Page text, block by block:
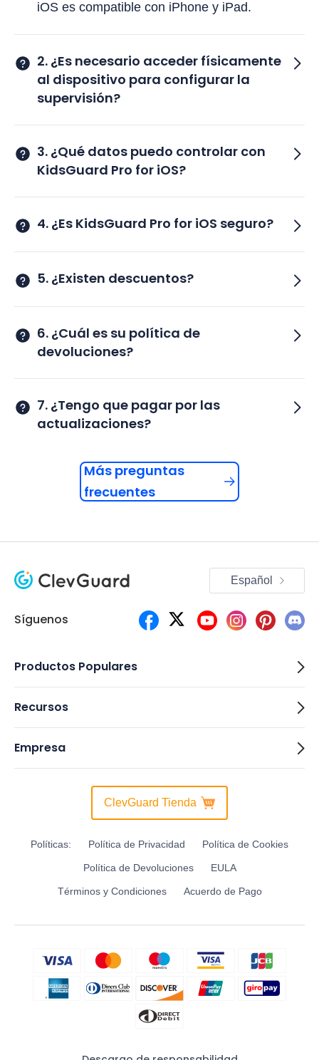
iOS es compatible con iPhone y iPad.
2. ¿Es necesario acceder físicamente
al dispositivo para configurar la
supervisión?
3. ¿Qué datos puedo controlar con
KidsGuard Pro for iOS?
4. ¿Es KidsGuard Pro for iOS seguro?
5. ¿Existen descuentos?
6. ¿Cuál es su política de
devoluciones?
7. ¿Tengo que pagar por las
actualizaciones?
Más preguntas
frecuentes
Síguenos
Español
Productos Populares
Recursos
Empresa
ClevGuard Tienda
Políticas: Política de Privacidad Política de Cookies
Política de Devoluciones EULA
Términos y Condiciones Acuerdo de Pago